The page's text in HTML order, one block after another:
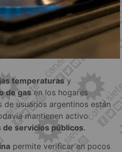
temperaturasy
de gasen los hogares
de usuarios argentinos están
mantienen activo
de servicios públicos.
permite verificar en pocos